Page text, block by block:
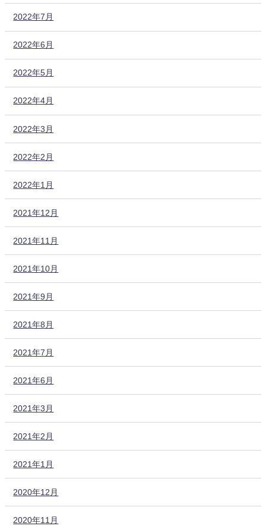
2022年7月
2022年6月
2022年5月
2022年4月
2022年3月
2022年2月
2022年1月
2021年12月
2021年11月
2021年10月
2021年9月
2021年8月
2021年7月
2021年6月
2021年3月
2021年2月
2021年1月
2020年12月
2020年11月